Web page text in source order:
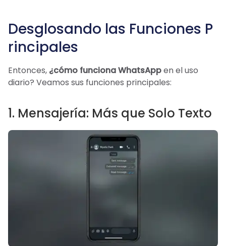
Desglosando las Funciones P
rincipales
Entonces, ¿cómo funciona WhatsAppen el uso
diario? Veamos sus funciones principales:
1. Mensajería: Más que Solo Texto